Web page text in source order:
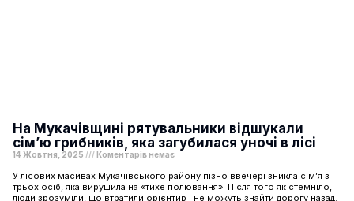
На Мукачівщині рятувальники відшукали
сім’ю грибників, яка загубилася уночі в лісі
14 Жовтня, 2025 Коментарів немає
У лісових масивах Мукачівського району пізно ввечері зникла сім’я з
трьох осіб, яка вирушила на «тихе полювання». Після того як стемніло,
люди зрозуміли, що втратили орієнтир і не можуть знайти дорогу назад.